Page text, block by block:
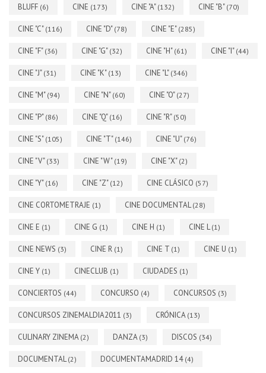
BLUFF (6) CINE (173) CINE "A" (132) CINE "B" (70)
CINE "C" (116) CINE "D" (78) CINE "E" (285)
CINE "F" (36) CINE "G" (32) CINE "H" (61) CINE "I" (44)
CINE "J" (31) CINE "K" (13) CINE "L" (346)
CINE "M" (94) CINE "N" (60) CINE "O" (27)
CINE "P" (86) CINE "Q" (16) CINE "R" (50)
CINE "S" (105) CINE "T" (146) CINE "U" (76)
CINE "V" (33) CINE "W" (19) CINE "X" (2)
CINE "Y" (16) CINE "Z" (12) CINE CLÁSICO (57)
CINE CORTOMETRAJE (1) CINE DOCUMENTAL(28)
CINE E (1) CINE G (1) CINE H (1) CINE L(1)
CINE NEWS (3) CINE R (1) CINE T (1) CINE U (1)
CINE Y (1) CINECLUB (1) CIUDADES (1)
CONCIERTOS (44) CONCURSO (4) CONCURSOS (3)
CONCURSOS ZINEMALDIA2011 (3) CRÓNICA (13)
CULINARY ZINEMA (2) DANZA (3) DISCOS (34)
DOCUMENTAL(2) DOCUMENTAMADRID 14 (4)